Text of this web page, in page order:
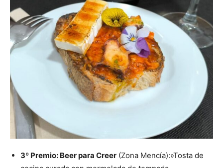
3º Premio: Beer para Creer (Zona Mencía):»Tosta de